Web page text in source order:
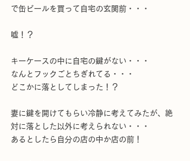
で缶ビールを買って自宅の玄関前・・・
嘘！？
キーケースの中に自宅の鍵がない・・・
なんとフックごとちぎれてる・・・
どこかに落としてしまった！？
妻に鍵を開けてもらい冷静に考えてみたが、絶
対に落とした以外に考えられない・・・
あるとしたら自分の店の中か店の前！